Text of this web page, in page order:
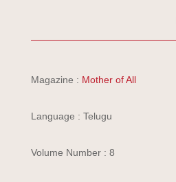
Magazine : Mother of All
Language : Telugu
Volume Number : 8